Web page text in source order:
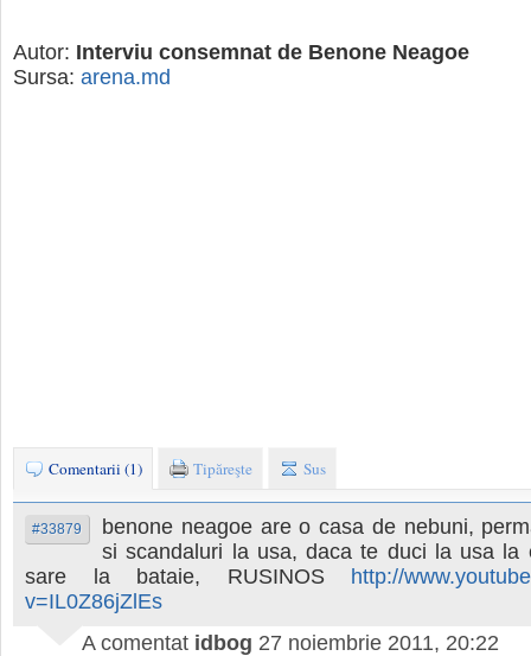
Autor: Interviu consemnat de Benone Neagoe
Sursa: arena.md
Comentarii (1) Tipăreşte Sus
#33879
benone neagoe are o casa de nebuni,
si scandaluri la usa, daca te duci la usa la
sare la bataie, RUSINOS http://
v=IL0Z86jZlEs
A comentat idbog 27 noiembrie 2011, 20:22